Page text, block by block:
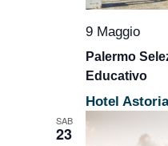
9 Maggio
Palermo
Educativo
Hotel
SAB
23